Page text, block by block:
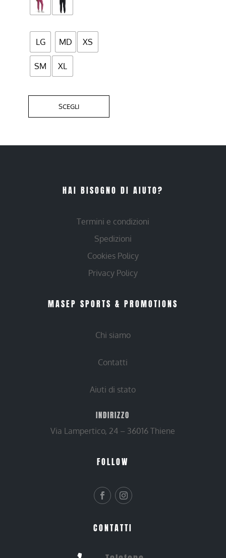
LG MD XS
SM XL
SCEGLI
nella
del
prodotto
HAI BISOGNO DI AIUTO?
Termini e condizioni
Spedizioni
Cookies Policy
Privacy Policy
MASEP SPORTS & PROMOTIONS
Chi siamo
Contatti
Aiuti di stato
INDIRIZZO
Via Lampertico, 24 – 36016 Thiene
FOLLOW
CONTATTI